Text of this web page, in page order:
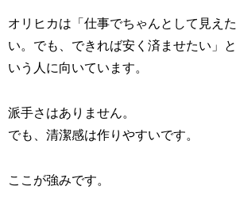
オリヒカは「仕事でちゃんとして見えた
い。でも、できれば安く済ませたい」と
いう人に向いています。
派手さはありません。
でも、清潔感は作りやすいです。
ここが強みです。